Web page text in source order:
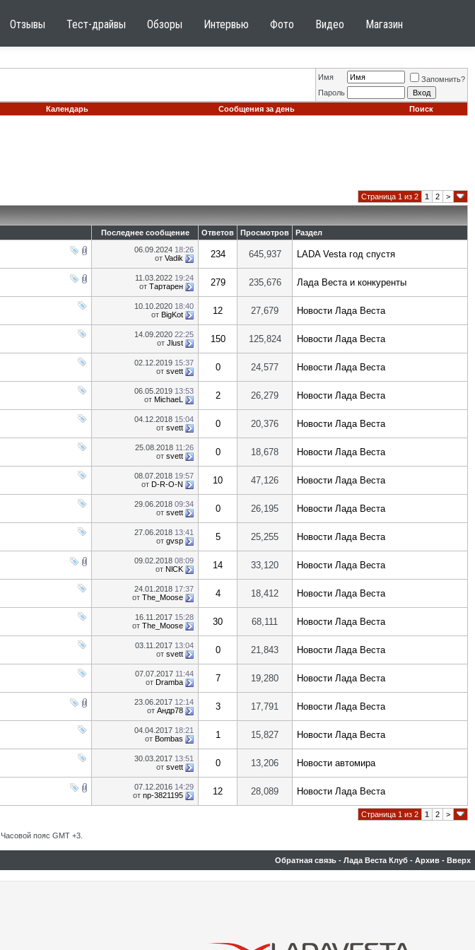
Отзывы Тест-драйвы Обзоры Интервью Фото Видео Магазин
Имя
Запомнить?
Пароль
Календарь Сообщения за день Поиск
Страница 1 из 2 1 2 >
Последнее сообщение Ответов Просмотров Раздел
06.09.2024 18:26
от Vadik 234 645,937 LADA Vesta год спустя
11.03.2022 19:24
от Тартарен 279 235,676 Лада Веста и конкуренты
10.10.2020 18:40
от BigKot 12 27,679 Новости Лада Веста
14.09.2020 22:25
от Jlust 150 125,824 Новости Лада Веста
02.12.2019 15:37
от svett 0 24,577 Новости Лада Веста
06.05.2019 13:53
от MichaeL 2 26,279 Новости Лада Веста
04.12.2018 15:04
от svett 0 20,376 Новости Лада Веста
25.08.2018 11:26
от svett 0 18,678 Новости Лада Веста
08.07.2018 19:57
от D-R-O-N 10 47,126 Новости Лада Веста
29.06.2018 09:34
от svett 0 26,195 Новости Лада Веста
27.06.2018 13:41
от gvsp 5 25,255 Новости Лада Веста
09.02.2018 08:09
от NlCK 14 33,120 Новости Лада Веста
24.01.2018 17:37
от The_Moose 4 18,412 Новости Лада Веста
16.11.2017 15:28
от The_Moose 30 68,111 Новости Лада Веста
03.11.2017 13:04
от svett 0 21,843 Новости Лада Веста
07.07.2017 11:44
от Dramba 7 19,280 Новости Лада Веста
23.06.2017 12:14
от Андр78 3 17,791 Новости Лада Веста
04.04.2017 18:21
от Bombas 1 15,827 Новости Лада Веста
30.03.2017 13:51
от svett 0 13,206 Новости автомира
07.12.2016 14:29
от np-3821195 12 28,089 Новости Лада Веста
Страница 1 из 2 1 2 >
. Часовой пояс GMT +3.
Обратная связь - Лада Веста Клуб - Архив - Вверх